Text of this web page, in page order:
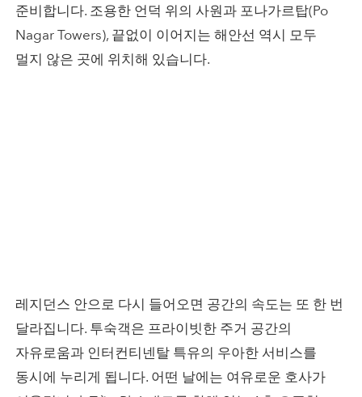
준비합니다. 조용한 언덕 위의 사원과 포나가르탑(Po
Nagar Towers), 끝없이 이어지는 해안선 역시 모두
멀지 않은 곳에 위치해 있습니다.
레지던스 안으로 다시 들어오면 공간의 속도는 또 한 번
달라집니다. 투숙객은 프라이빗한 주거 공간의
자유로움과 인터컨티넨탈 특유의 우아한 서비스를
동시에 누리게 됩니다. 어떤 날에는 여유로운 호사가